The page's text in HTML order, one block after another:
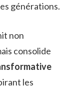
générations.
non
consolide
les